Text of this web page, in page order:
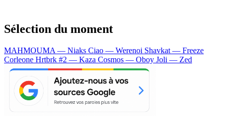
Sélection du moment
MAHMOUMA — Niaks Ciao — Werenoi Shavkat — Freeze
Corleone Hrtbrk #2 — Kaza Cosmos — Oboy Joli — Zed